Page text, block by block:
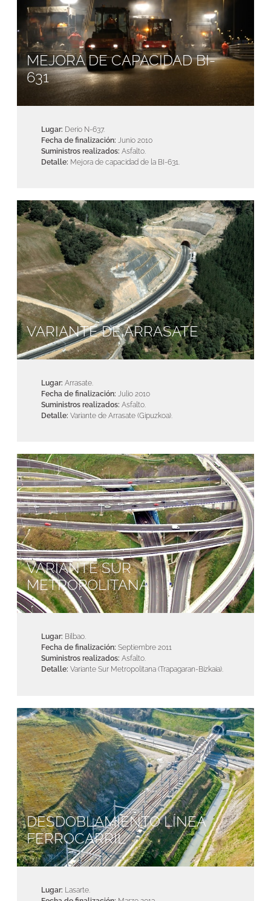
MEJORA DE CAPACIDAD BI-
631
Lugar: Derio N-637.
Fecha de finalización: Junio 2010
Suministros realizados: Asfalto.
Detalle: Mejora de capacidad de la BI-631.
VARIANTE DE ARRASATE
Lugar: Arrasate.
Fecha de finalización: Julio 2010
Suministros realizados: Asfalto.
Detalle: Variante de Arrasate (Gipuzkoa).
VARIANTE SUR
METROPOLITANA
Lugar: Bilbao.
Fecha de finalización: Septiembre 2011
Suministros realizados: Asfalto.
Detalle: Variante Sur Metropolitana (Trapagaran-Bizkaia).
DESDOBLAMIENTO LÍNEA
FERROCARRIL
Lugar: Lasarte.